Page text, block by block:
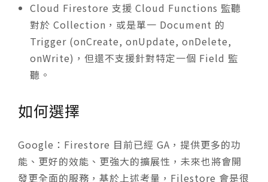
Cloud Firestore 支援 Cloud Functions 監聽
對於 Collection，或是單一 Document 的
Trigger (onCreate, onUpdate, onDelete,
onWrite)，但還不支援針對特定一個 Field 監
聽。
如何選擇
Google：Firestore 目前已經 GA，提供更多的功
能、更好的效能、更強大的擴展性，未來也將會開
發更全面的服務，基於上述考量，Filestore 會是很